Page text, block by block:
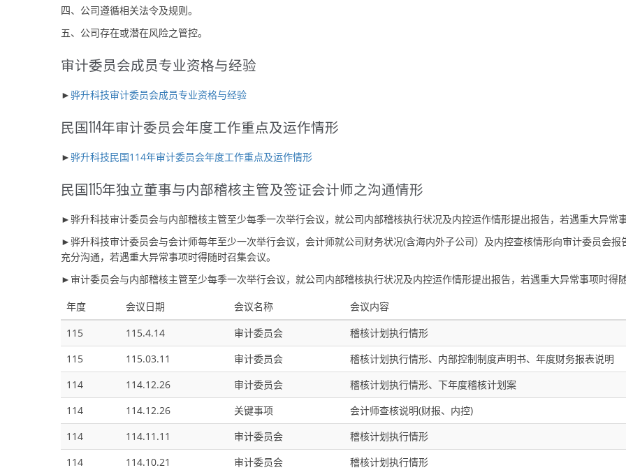
四、公司遵循相关法令及规则。
五、公司存在或潜在风险之管控。
审计委员会成员专业资格与经验
►骅升科技审计委员会成员专业资格与经验
民国114年审计委员会年度工作重点及运作情形
►骅升科技民国114年审计委员会年度工作重点及运作情形
民国115年独立董事与内部稽核主管及签证会计师之沟通情形
►骅升科技审计委员会与内部稽核主管至少每季一次举行会议，就公司内部稽核执行状况及内控运作情形提出报告，若遇重大异常
►骅升科技审计委员会与会计师每年至少一次举行会议，会计师就公司财务状况(含海内外子公司）及内控查核情形向审计委员会
充分沟通，若遇重大异常事项时得随时召集会议。
►审计委员会与内部稽核主管至少每季一次举行会议，就公司内部稽核执行状况及内控运作情形提出报告，若遇重大异常事项时得随
年度 会议日期 会议名称
会议内容
115
115.4.14 审计委员会
稽核计划执行情形
115
115.03.11 审计委员会
稽核计划执行情形、内部控制制度声明书、年度财务报表说明
114
114.12.26 审计委员会
稽核计划执行情形、下年度稽核计划案
114
114.12.26 关键事项
会计师查核说明(财报、内控)
114
114.11.11 审计委员会
稽核计划执行情形
114
114.10.21 审计委员会
稽核计划执行情形